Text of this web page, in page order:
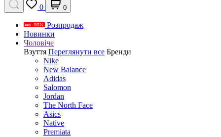
0 0
Розпродаж
Новинки
Чоловіче
Взуття Переглянути все Бренди
Nike
New Balance
Adidas
Salomon
Jordan
The North Face
Asics
Native
Premiata